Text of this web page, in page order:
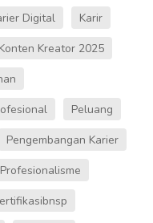
Digital
Karir
Konten Kreator 2025
Peluang
Pengembangan Karier
Profesionalisme